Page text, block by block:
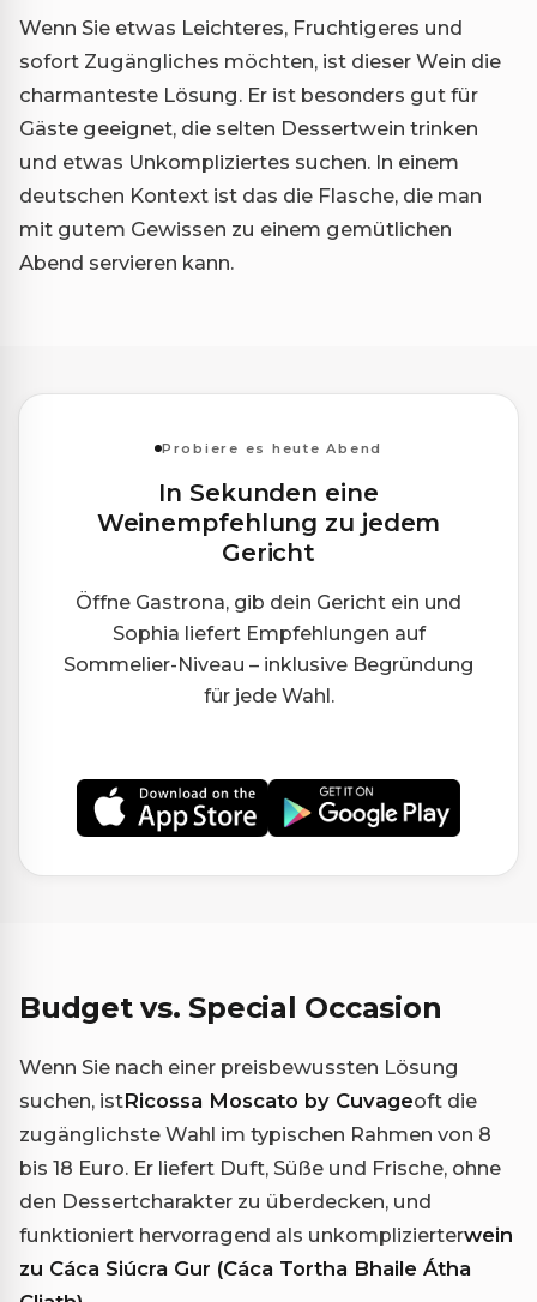
Wenn Sie etwas Leichteres, Fruchtigeres und
sofort Zugängliches möchten, ist dieser Wein die
charmanteste Lösung. Er ist besonders gut für
Gäste geeignet, die selten Dessertwein trinken
und etwas Unkompliziertes suchen. In einem
deutschen Kontext ist das die Flasche, die man
mit gutem Gewissen zu einem gemütlichen
Abend servieren kann.
Probiere es heute Abend
In Sekunden eine
Weinempfehlung zu jedem
Gericht
Öffne Gastrona, gib dein Gericht ein und
Sophia liefert Empfehlungen auf
Sommelier-Niveau – inklusive Begründung
für jede Wahl.
Budget vs. Special Occasion
Wenn Sie nach einer preisbewussten Lösung
suchen, istRicossa Moscato by Cuvageoft die
zugänglichste Wahl im typischen Rahmen von 8
bis 18 Euro. Er liefert Duft, Süße und Frische, ohne
den Dessertcharakter zu überdecken, und
funktioniert hervorragend als unkomplizierterwein
zu Cáca Siúcra Gur (Cáca Tortha Bhaile Átha